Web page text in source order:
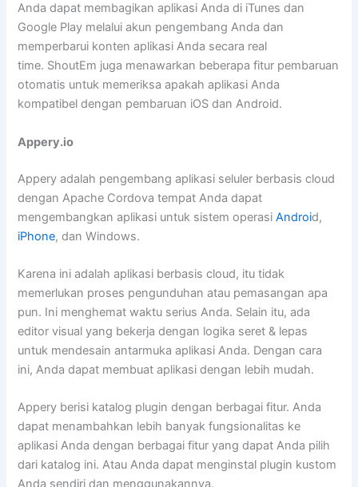
Anda dapat membagikan aplikasi Anda di iTunes dan
Google Play melalui akun pengembang Anda dan
memperbarui konten aplikasi Anda secara real
time. ShoutEm juga menawarkan beberapa fitur pembaruan
otomatis untuk memeriksa apakah aplikasi Anda
kompatibel dengan pembaruan iOS dan Android.
Appery.io
Appery adalah pengembang aplikasi seluler berbasis cloud
dengan Apache Cordova tempat Anda dapat
mengembangkan aplikasi untuk sistem operasiAndroid,
iPhone, dan Windows.
Karena ini adalah aplikasi berbasis cloud, itu tidak
memerlukan proses pengunduhan atau pemasangan apa
pun. Ini menghemat waktu serius Anda. Selain itu, ada
editor visual yang bekerja dengan logika seret & lepas
untuk mendesain antarmuka aplikasi Anda. Dengan cara
ini, Anda dapat membuat aplikasi dengan lebih mudah.
Appery berisi katalog plugin dengan berbagai fitur. Anda
dapat menambahkan lebih banyak fungsionalitas ke
aplikasi Anda dengan berbagai fitur yang dapat Anda pilih
dari katalog ini. Atau Anda dapat menginstal plugin kustom
Anda sendiri dan menggunakannya.